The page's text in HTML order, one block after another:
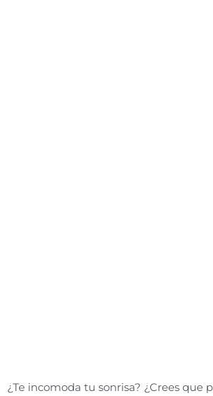
¿Te incomoda tu sonrisa? ¿Crees que